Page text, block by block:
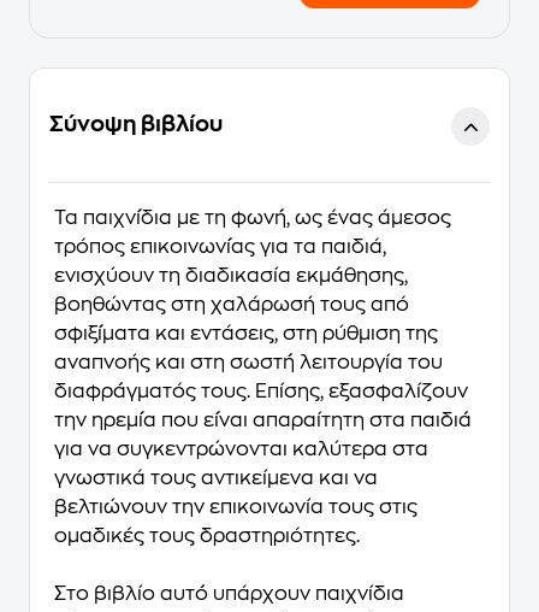
Σύνοψη βιβλίου
Τα παιχνί́δια με τη φωνή́, ως ένας άμεσος
τρόπος επικοινωνί́ας για τα παιδιά,
ενισχύουν τη διαδικασία εκμά́θησης,
βοηθώντας στη χαλάρωσή τους από
σφιξί́ματα και εντάσεις, στη ρύθμιση της
αναπνοής και στη σωστή́ λειτουργία του
διαφρά́γματός τους. Επίσης, εξασφαλίζουν
την ηρεμί́α που εί́ναι απαραίτητη στα παιδιά́
για να συγκεντρώνονται καλύτερα στα
γνωστικά τους αντικείμενα και να
βελτιώνουν την επικοινωνία τους στις
ομαδικές τους δραστηριότητες.
Στο βιβλίο αυτό́ υπάρχουν παιχνίδια